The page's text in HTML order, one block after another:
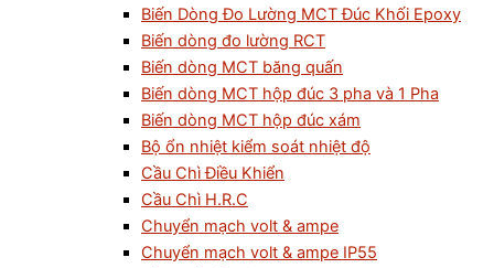
Biến Dòng Đo Lường MCT Đúc Khối Epoxy
Biến dòng đo lường RCT
Biến dòng MCT băng quấn
Biến dòng MCT hộp đúc 3 pha và 1 Pha
Biến dòng MCT hộp đúc xám
Bộ ổn nhiệt kiểm soát nhiệt độ
Cầu Chì Điều Khiển
Cầu Chì H.R.C
Chuyển mạch volt & ampe
Chuyển mạch volt & ampe IP55